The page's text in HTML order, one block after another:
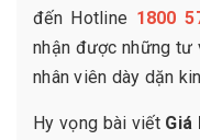
đến Hotline 1800
nhận được những tư
nhân viên dày dặn
Hy vọng bài viết Giá